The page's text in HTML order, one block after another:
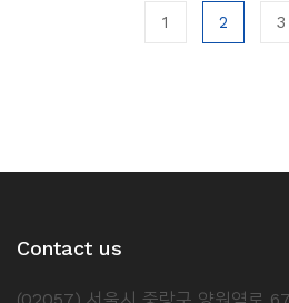
1 2 3
Contact us